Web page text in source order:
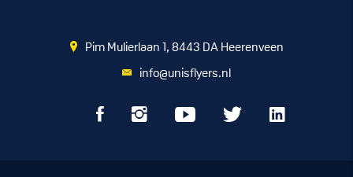
Pim Mulierlaan 1, 8443 DA Heerenveen
info@unisflyers.nl